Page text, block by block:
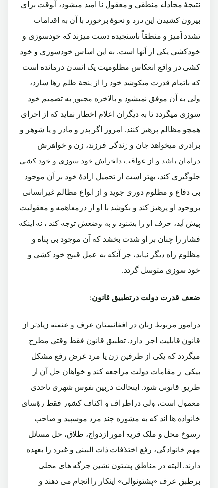
نتیجۀ مجادله منطقی و معقول نا امید میشود، آنوقت برای
بیرون کشیدن این درد و نحوۀ برخورد با آن به اقدامات
تشدد آمیز و منطقاً ناسنجیده دست میزند که خودسوزی و
خودکشی یکی از آنها است. به این اساس خودسوزی و خود
کشی در واقع انعکاس مظلومیت یک انسان درمانده است
که باتمام قدرت میکوشد خود را از پنجۀ ظلم رها سازد،
ولی به آن موفق نمیشود و بالاخره مجبور به تصمیم خود
سوزی میگردد تا به دیگران اعلام اخطار نماید که از اجرای
همچو مظالم پرهیز کنند. امروز اگر پدر و مادر و یا شوهر و
برادری میخواهد جان و زندگی فرزند، زن و خواهرش
درامان باشد و از عواقب دلخراش خود سوزی و خود کشی
جلوگیری کند، بهتر است از تحمیل ارادۀ خود بر آن موجود
بی دفاع و مظلوم دوری جوید و از انواع مظالم غیرانسانی
بروجود او پرهیز کند و بکوشد با او از درمفاهمه و معقولیت
پیش آید، حرف او را بشنود و به وضعش توجه کند ، نه اینکه
فشار را چنان بر او شدت بخشد که آن موجود بی پناه و
مظلوم راه دیگر نیابد، جز آنکه به عمل قبیح خود کشی و
خود سوزی متوسل گردد.
ضعف قدرت دولت درتطبیق قانون:
درامور مربوط زنان در افغانستان عرف و عنعنه زیادتر از
قانون قابلیت اجرا دارد. تطبیق قانون فقط وقتی مطرح
میگردد که یکی از طرفین زن یا مرد غرض رفع مشکل
بیکی از مقامات دولت مراجعه کند و خواهان حل آن از
طریق قانونی شود. اینحالت دربین نفوس شهری تاحدی
معمول است، ولی دراطراف و اکناف کشور فقط رؤسای
خانواده ها اند که به مشوره چند مرد موسپید و صاحب
رسوخ محل و ملک قریه امور ازدواج، طلاق، حل مسائل
مهم خانوادگی، رفع اختلافات ذات البینی و غیره را بعهده
دارند. البته در مناطق پشتون نشین جرگه های محلی
برطبق عرف «پشتونوالی» اینکار را انجام می دهند و